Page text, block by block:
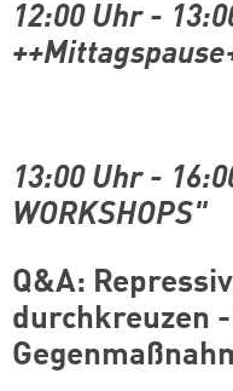
12:00 Uhr -
13:00 Uhr- 16
WORKSHOPS"
Q&A:
durchkreuzen